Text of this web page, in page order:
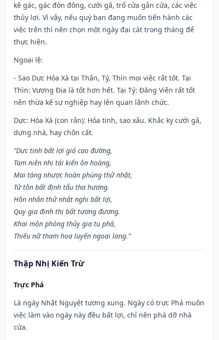
kê gác, gác đòn đông, cưới gã, trổ cửa gắn cửa, các việc
thủy lợi. Vì vậy, nếu quý bạn đang muốn tiến hành các
việc trên thì nên chọn một ngày đại cát trong tháng để
thực hiện.
Ngoại lệ:
- Sao Dực Hỏa Xà tại Thân, Tý, Thìn mọi việc rất tốt. Tại
Thìn: Vượng Địa là tốt hơn hết. Tại Tý: Đăng Viên rất tốt
nên thừa kế sự nghiệp hay lên quan lãnh chức.
Dực: Hỏa Xà (con rắn): Hỏa tinh, sao xấu. Khắc kỵ cưới gả,
dựng nhà, hay chôn cất.
“Dực tinh bất lợi giá cao đường,
Tam niên nhị tái kiến ôn hoàng,
Mai táng nhược hoàn phùng thử nhật,
Tử tôn bất định tẩu tha hương.
Hôn nhân thử nhật nghi bất lợi,
Quy gia định thị bất tương đương.
Khai môn phóng thủy gia tu phá,
Thiếu nữ tham hoa luyến ngoại lang.”
Thập Nhị Kiến Trừ
Trực Phá
Là ngày Nhật Nguyệt tương xung. Ngày có trực Phá muôn
việc làm vào ngày này đều bất lợi, chỉ nên phá dỡ nhà
cửa.